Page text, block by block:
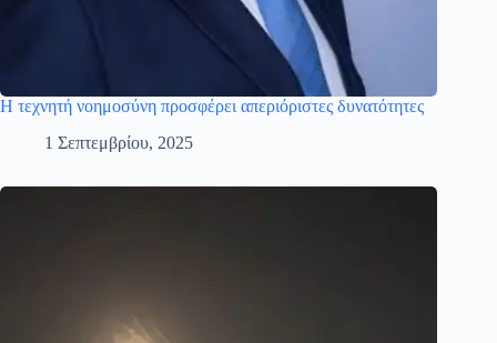
Η τεχνητή νοημοσύνη προσφέρει απεριόριστες δυνατότητες
1 Σεπτεμβρίου, 2025